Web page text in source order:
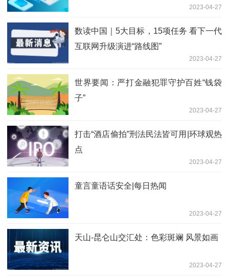
2023-04-27
数读中国｜5大目标，15项任务 看下一代
互联网升级演进“路线图”
2023-04-27
世界要闻：严打金融犯罪守护百姓“钱袋
子”
2023-04-27
打击“酒店偷拍”刑法民法皆可用|环球观热
点
2023-04-27
童言童语话安全|每日热闻
2023-04-27
天山-昆仑山交汇处：色彩斑斓 风景如画
2023-04-27